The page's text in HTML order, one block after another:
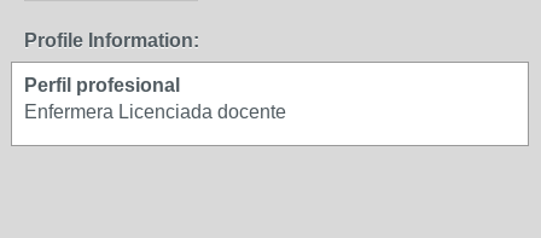
Profile Information:
Perfil profesional
Enfermera Licenciada docente